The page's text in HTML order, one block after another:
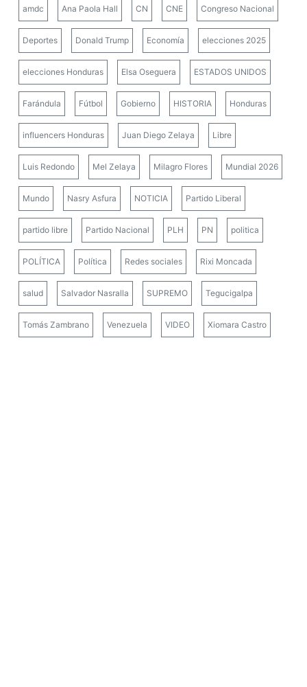
amdc Ana Paola Hall CN CNE Congreso Nacional
Deportes Donald Trump Economía elecciones 2025
elecciones Honduras Elsa Oseguera ESTADOS UNIDOS
Farándula Fútbol Gobierno HISTORIA Honduras
influencers Honduras Juan Diego Zelaya Libre
Luis Redondo Mel Zelaya Milagro Flores Mundial 2026
Mundo Nasry Asfura NOTICIA Partido Liberal
partido libre Partido Nacional PLH PN politica
POLÍTICA Política Redes sociales Rixi Moncada
salud Salvador Nasralla SUPREMO Tegucigalpa
Tomás Zambrano Venezuela VIDEO Xiomara Castro